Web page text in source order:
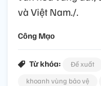
và Việt Nam./.
Công Mạo
Từ khóa: Đề xuất
khoanh vùng bảo vệ